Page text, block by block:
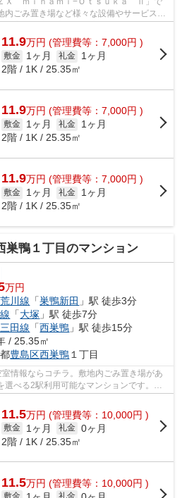
ごみ置き場など様々な設備やサービスが
の高い...
11.9万円 (管理費等：7,000円 )
敷金 1ヶ月 礼金
1ヶ月
2階 / 1K / 25.35㎡
11.9万円 (管理費等：7,000円 )
敷金 1ヶ月 礼金
1ヶ月
2階 / 1K / 25.35㎡
11.9万円 (管理費等：7,000円 )
敷金 1ヶ月 礼金
1ヶ月
2階 / 1K / 25.35㎡
巣鴨１丁目のマンション
万円
川線 「巣鴨新田 」駅 徒歩3分
「大塚 」駅 徒歩7分
田線 「西巣鴨 」駅 徒歩15分
/ 25.35㎡
豊島区西巣鴨１丁目
情報ならコチラ。敷地内ごみ置き場があ
選べる2駅利用可能なマンションです。み
11.5万円 (管理費等：10,000円 )
敷金 1ヶ月 礼金 0ヶ月
2階 / 1K / 25.35㎡
11.5万円 (管理費等：10,000円 )